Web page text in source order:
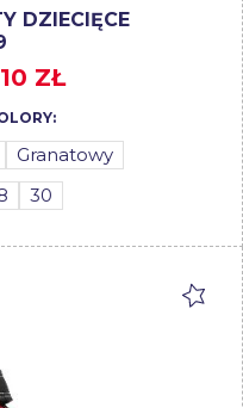
DZIECIĘCE
ZŁ
Granatowy
30